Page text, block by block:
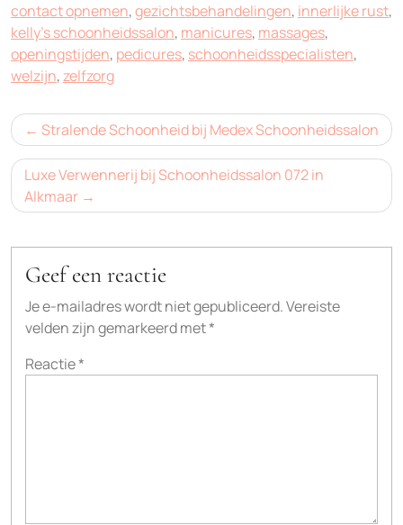
contact opnemen,gezichtsbehandelingen, innerlijke rust,
kelly's schoonheidssalon, manicures, massages,
openingstijden, pedicures, schoonheidsspecialisten,
welzijn,zelfzorg
Bericht
navigatie
Stralende Schoonheid bij Medex Schoonheidssalon
Luxe Verwennerij bij Schoonheidssalon 072 in
Alkmaar
Geef een reactie
Je e-mailadres wordt niet gepubliceerd.Vereiste
velden zijn gemarkeerd met*
Reactie*